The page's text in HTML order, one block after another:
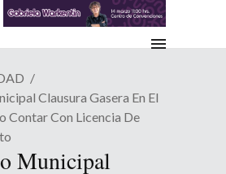
Clausura Gasera En El
Contar Con Licencia De
Municipal